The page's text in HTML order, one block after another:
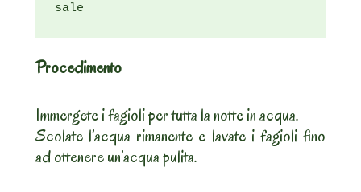
sale
Procedimento
Immergete i fagioli per tutta la notte in acqua.
Scolate l’acqua rimanente e lavate i fagioli fino
ad ottenere un’acqua pulita.